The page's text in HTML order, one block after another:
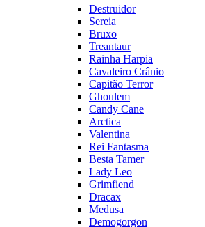
Destruidor
Sereia
Bruxo
Treantaur
Rainha Harpia
Cavaleiro Crânio
Capitão Terror
Ghoulem
Candy Cane
Arctica
Valentina
Rei Fantasma
Besta Tamer
Lady Leo
Grimfiend
Dracax
Medusa
Demogorgon